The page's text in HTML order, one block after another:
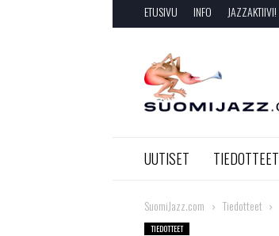
ETUSIVU INFO JAZZAKTIIVI!
SuomiJazz.com
UUTISET TIEDOTTEET
SuomiJazz.com Tiedotteet
TIEDOTTEET